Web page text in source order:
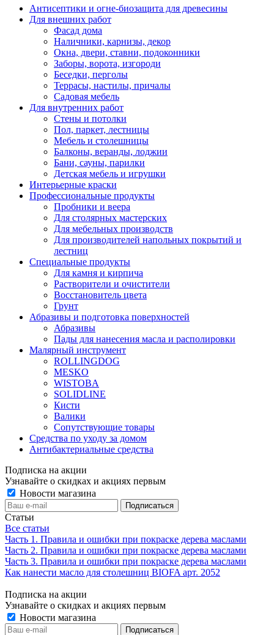
Антисептики и огне-биозащита для древесины
Для внешних работ
Фасад дома
Наличники, карнизы, декор
Окна, двери, ставни, подоконники
Заборы, ворота, изгороди
Беседки, перголы
Террасы, настилы, причалы
Садовая мебель
Для внутренних работ
Стены и потолки
Пол, паркет, лестницы
Мебель и столешницы
Балконы, веранды, лоджии
Бани, сауны, парилки
Детская мебель и игрушки
Интерьерные краски
Профессиональные продукты
Пробники и веера
Для столярных мастерских
Для мебельных производств
Для производителей напольных покрытий и
лестниц
Специальные продукты
Для камня и кирпича
Растворители и очистители
Восстановитель цвета
Грунт
Абразивы и подготовка поверхностей
Абразивы
Пады для нанесения масла и располировки
Малярный инструмент
ROLLINGDOG
MESKO
WISTOBA
SOLIDLINE
Кисти
Валики
Сопутствующие товары
Средства по уходу за домом
Антибактериальные средства
Подписка на акции
Узнавайте о скидках и акциях первым
Новости магазина
Статьи
Все статьи
Часть 1. Правила и ошибки при покраске дерева маслами
Часть 2. Правила и ошибки при покраске дерева маслами
Часть 3. Правила и ошибки при покраске дерева маслами
Как нанести масло для столешниц BIOFA арт. 2052
Подписка на акции
Узнавайте о скидках и акциях первым
Новости магазина